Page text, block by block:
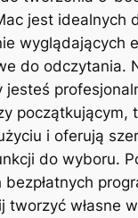
jest idealnych
wyglądających
do odczytania.
jesteś
początkującym,
i oferują
do wyboru.
tworzyć własne